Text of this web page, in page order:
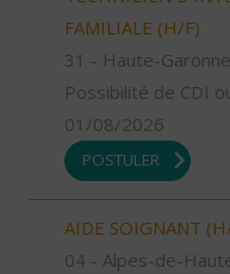
FAMILIALE (H/F)
31 - Haute-Garonne
Possibilité de CDI
01/08/2026
POSTULER
AIDE SOIGNANT
04 - Alpes-de-